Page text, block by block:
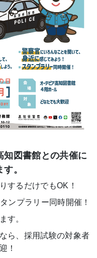
知図書館との共催に
。
するだけでもOK！
ンプラリー同時開催！
す。
ら、採用試験の対象者
！